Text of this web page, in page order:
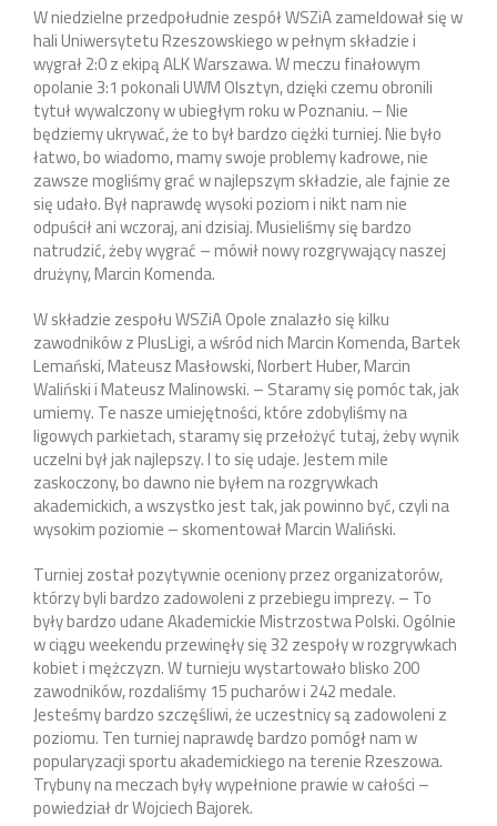
W niedzielne przedpołudnie zespół WSZiA zameldował się w
hali Uniwersytetu Rzeszowskiego w pełnym składzie i
wygrał 2:0 z ekipą ALK Warszawa. W meczu finałowym
opolanie 3:1 pokonali UWM Olsztyn, dzięki czemu obronili
tytuł wywalczony w ubiegłym roku w Poznaniu. – Nie
będziemy ukrywać, że to był bardzo ciężki turniej. Nie było
łatwo, bo wiadomo, mamy swoje problemy kadrowe, nie
zawsze mogliśmy grać w najlepszym składzie, ale fajnie ze
się udało. Był naprawdę wysoki poziom i nikt nam nie
odpuścił ani wczoraj, ani dzisiaj. Musieliśmy się bardzo
natrudzić, żeby wygrać – mówił nowy rozgrywający naszej
drużyny, Marcin Komenda.
W składzie zespołu WSZiA Opole znalazło się kilku
zawodników z PlusLigi, a wśród nich Marcin Komenda, Bartek
Lemański, Mateusz Masłowski, Norbert Huber, Marcin
Waliński i Mateusz Malinowski. – Staramy się pomóc tak, jak
umiemy. Te nasze umiejętności, które zdobyliśmy na
ligowych parkietach, staramy się przełożyć tutaj, żeby wynik
uczelni był jak najlepszy. I to się udaje. Jestem mile
zaskoczony, bo dawno nie byłem na rozgrywkach
akademickich, a wszystko jest tak, jak powinno być, czyli na
wysokim poziomie – skomentował Marcin Waliński.
Turniej został pozytywnie oceniony przez organizatorów,
którzy byli bardzo zadowoleni z przebiegu imprezy. – To
były bardzo udane Akademickie Mistrzostwa Polski. Ogólnie
w ciągu weekendu przewinęły się 32 zespoły w rozgrywkach
kobiet i mężczyzn. W turnieju wystartowało blisko 200
zawodników, rozdaliśmy 15 pucharów i 242 medale.
Jesteśmy bardzo szczęśliwi, że uczestnicy są zadowoleni z
poziomu. Ten turniej naprawdę bardzo pomógł nam w
popularyzacji sportu akademickiego na terenie Rzeszowa.
Trybuny na meczach były wypełnione prawie w całości –
powiedział dr Wojciech Bajorek.